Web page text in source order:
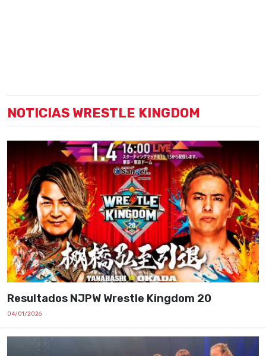
NOTICIAS WRESTLE KINGDOM
Resultados NJPW Wrestle Kingdom 20
04/01/2026